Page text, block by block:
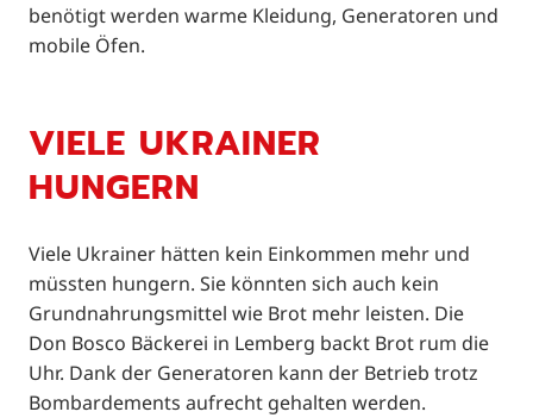
benötigt werden warme Kleidung, Generatoren und
mobile Öfen.
VIELE UKRAINER
HUNGERN
Viele Ukrainer hätten kein Einkommen mehr und
müssten hungern. Sie könnten sich auch kein
Grundnahrungsmittel wie Brot mehr leisten. Die
Don Bosco Bäckerei in Lemberg backt Brot rum die
Uhr. Dank der Generatoren kann der Betrieb trotz
Bombardements aufrecht gehalten werden.